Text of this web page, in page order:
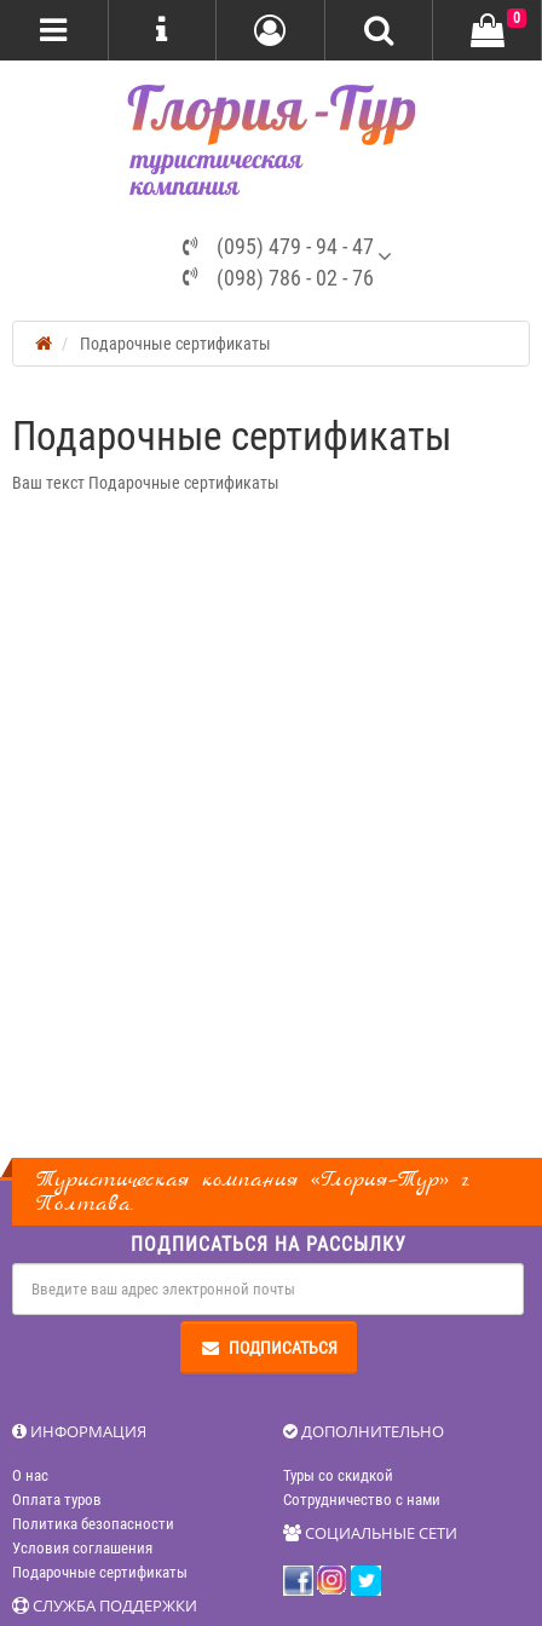
(095) 479 - 94 - 47
(098) 786 - 02 - 76
0
Подарочные сертификаты
Подарочные сертификаты
Ваш текст Подарочные сертификаты
Туристическая компания «Глория–Тур» г.
Полтава.
ПОДПИСАТЬСЯ НА РАССЫЛКУ
ПОДПИСАТЬСЯ
ИНФОРМАЦИЯ
О нас
Оплата туров
Политика безопасности
Условия соглашения
Подарочные сертификаты
СЛУЖБА ПОДДЕРЖКИ
ДОПОЛНИТЕЛЬНО
Туры со скидкой
Сотрудничество с нами
СОЦИАЛЬНЫЕ СЕТИ